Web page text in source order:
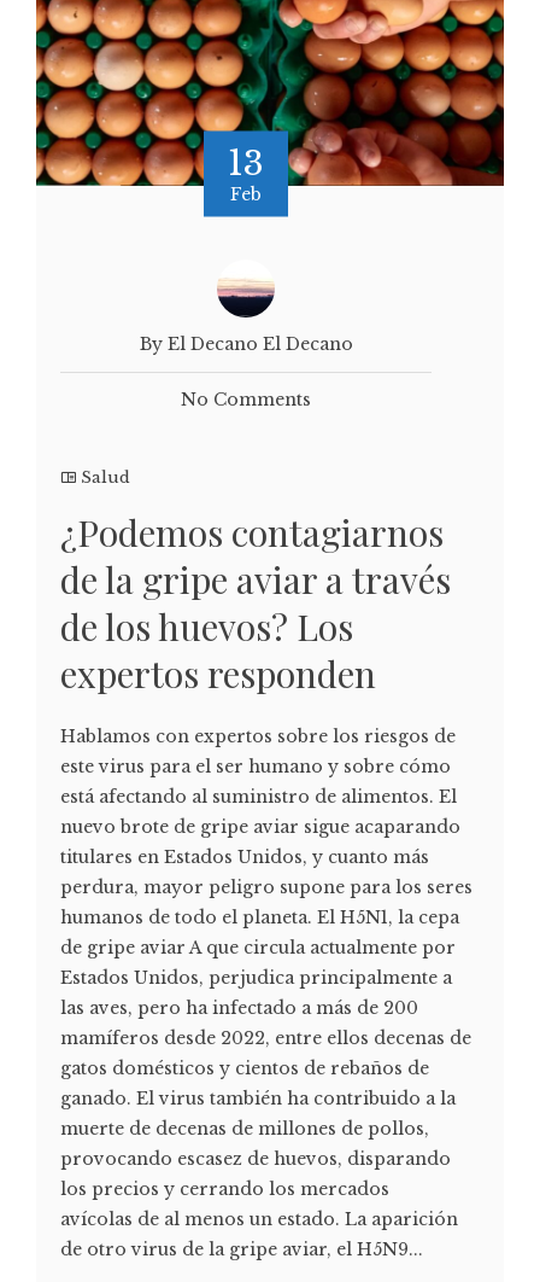
13
Feb
By El Decano El Decano
No Comments
Salud
¿Podemos contagiarnos
de la gripe aviar a través
de los huevos? Los
expertos responden
Hablamos con expertos sobre los riesgos de
este virus para el ser humano y sobre cómo
está afectando al suministro de alimentos. El
nuevo brote de gripe aviar sigue acaparando
titulares en Estados Unidos, y cuanto más
perdura, mayor peligro supone para los seres
humanos de todo el planeta. El H5N1, la cepa
de gripe aviar A que circula actualmente por
Estados Unidos, perjudica principalmente a
las aves, pero ha infectado a más de 200
mamíferos desde 2022, entre ellos decenas de
gatos domésticos y cientos de rebaños de
ganado. El virus también ha contribuido a la
muerte de decenas de millones de pollos,
provocando escasez de huevos, disparando
los precios y cerrando los mercados
avícolas de al menos un estado. La aparición
de otro virus de la gripe aviar, el H5N9...